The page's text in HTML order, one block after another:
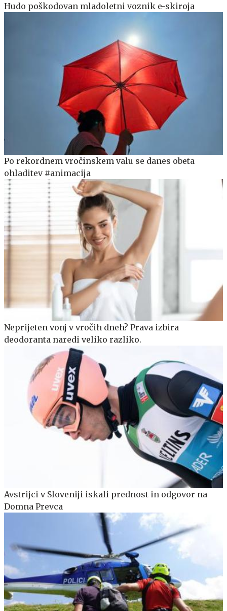
Hudo poškodovan mladoletni voznik e-skiroja
Po rekordnem vročinskem valu se danes obeta
ohladitev #animacija
Neprijeten vonj v vročih dneh? Prava izbira
deodoranta naredi veliko razliko.
Avstrijci v Sloveniji iskali prednost in odgovor na
Domna Prevca